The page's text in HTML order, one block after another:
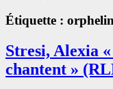
Étiquette : orphelin
Stresi,
Alexia
« Des
Stresi, Alexia
chantent »